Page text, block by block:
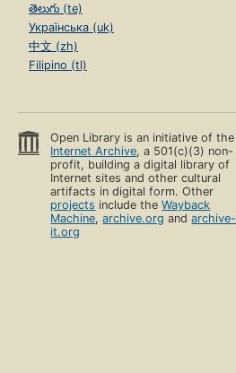
తెలుగు (te)
Українська (uk)
中文 (zh)
Filipino (tl)
Open Library is an initiative of the
Internet Archive, a 501(c)(3) non-
profit, building a digital library of
Internet sites and other cultural
artifacts in digital form. Other
projects include theWayback
Machine,archive.org andarchive-
it.org